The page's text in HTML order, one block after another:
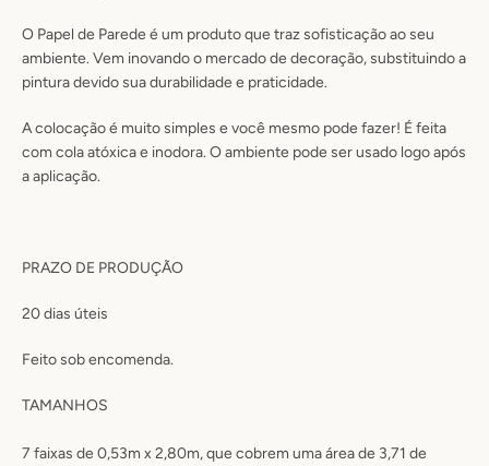
O Papel de Parede é um produto que traz sofisticação ao seu
ambiente. Vem inovando o mercado de decoração, substituindo a
pintura devido sua durabilidade e praticidade.
A colocação é muito simples e você mesmo pode fazer! É feita
com cola atóxica e inodora. O ambiente pode ser usado logo após
a aplicação.
PRAZO DE PRODUÇÃO
20 dias úteis
Feito sob encomenda.
TAMANHOS
7 faixas de 0,53m x 2,80m, que cobrem uma área de 3,71 de